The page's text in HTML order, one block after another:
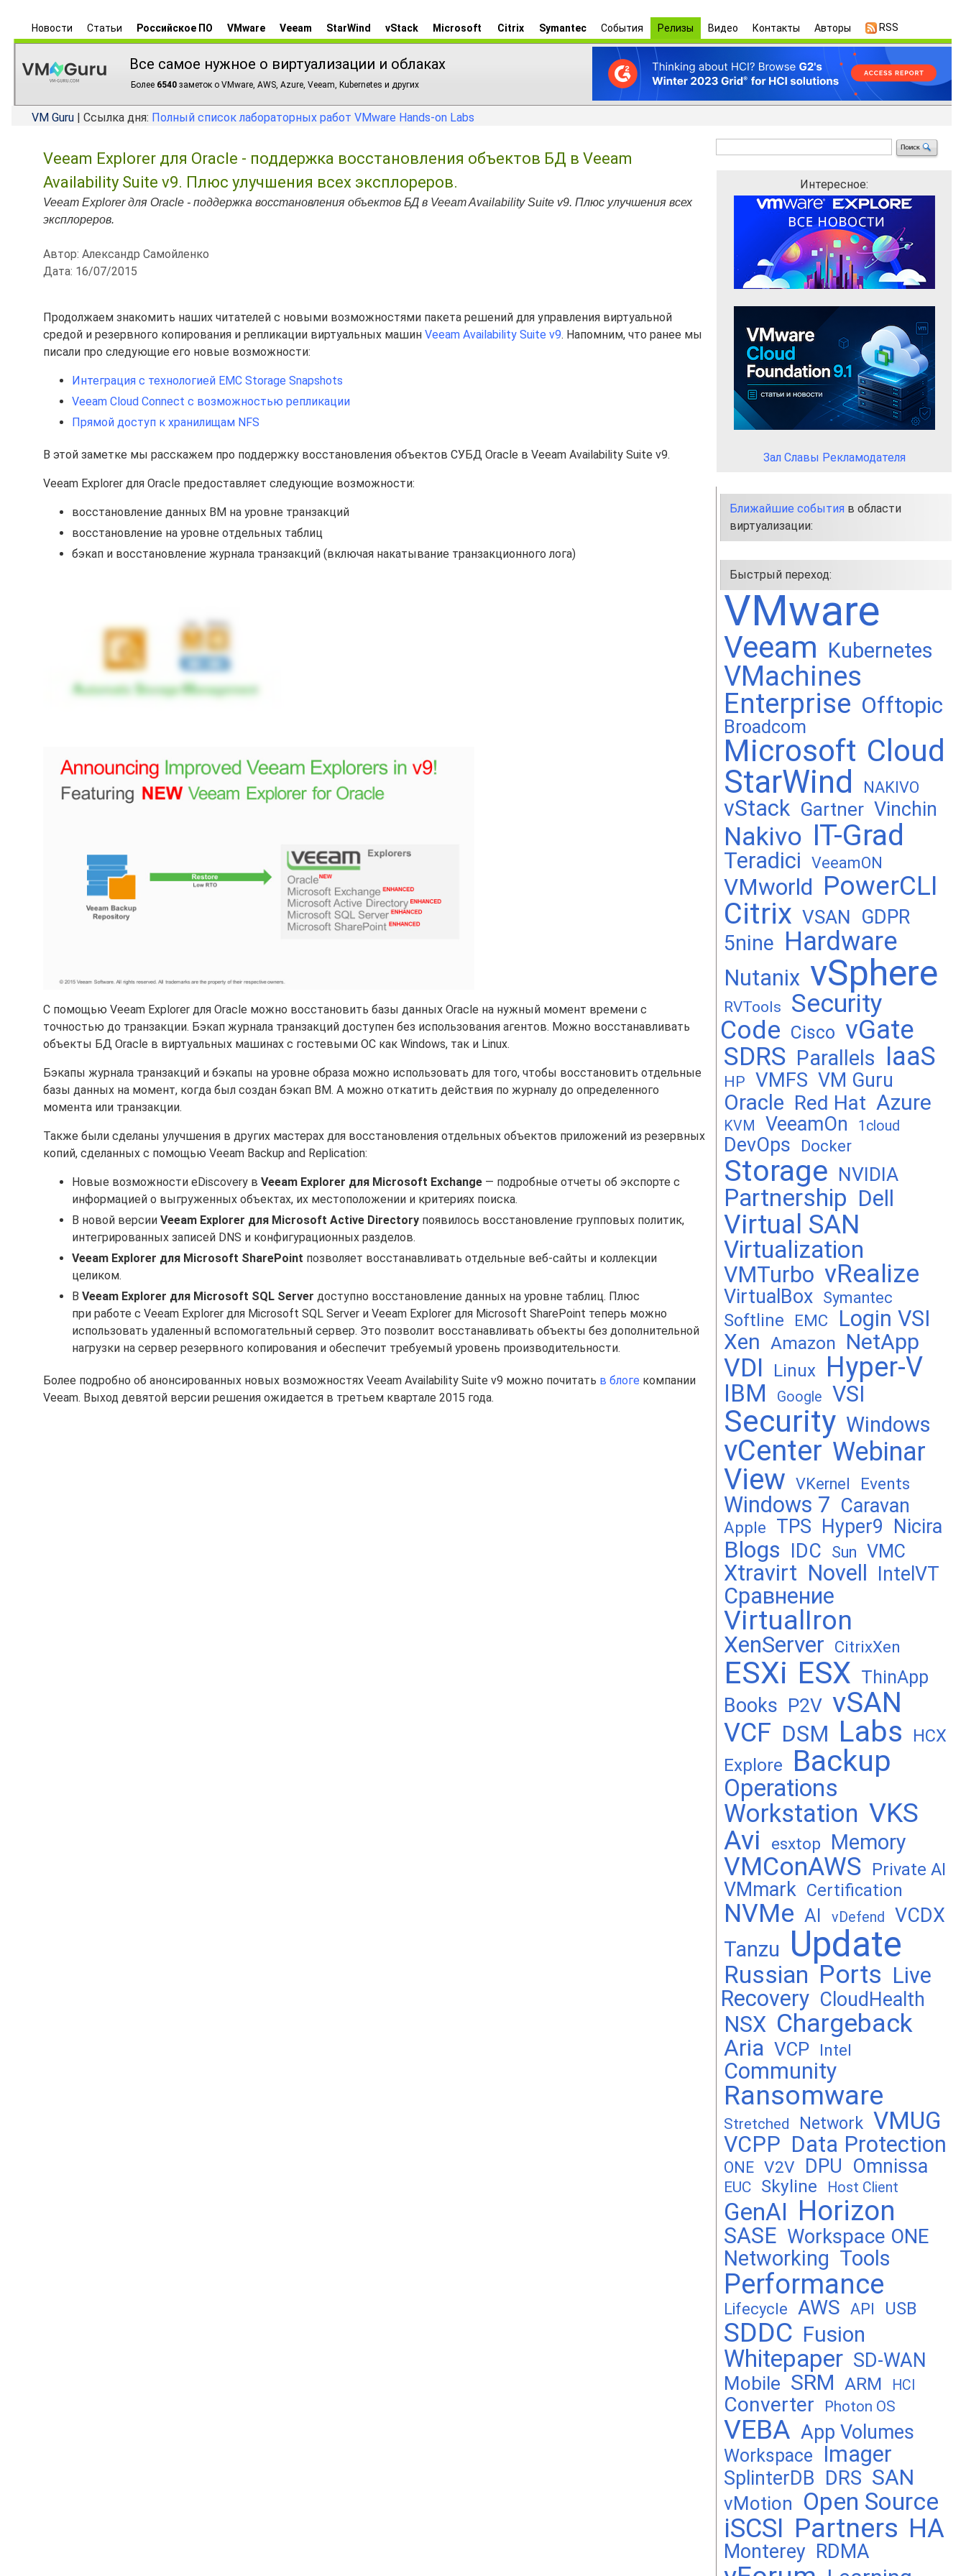
Новости Статьи Российское ПО VMware Veeam StarWind vStack Microsoft Citrix Symantec События Релизы Видео Контакты Авторы RSS
Все самое нужное о виртуализации и облаках
Более 6540 заметок о VMware, AWS, Azure, Veeam, Kubernetes и других
VM Guru | Ссылка дня: Полный список лабораторных работ VMware Hands-on Labs
Veeam Explorer для Oracle - поддержка восстановления объектов БД в Veeam
Availability Suite v9. Плюс улучшения всех эксплореров.
Veeam Explorer для Oracle - поддержка восстановления объектов БД в Veeam Availability Suite v9. Плюс улучшения всех
эксплореров.
Автор: Александр Самойленко
Дата: 16/07/2015
Продолжаем знакомить наших читателей с новыми возможностями пакета решений для управления виртуальной
средой и резервного копирования и репликации виртуальных машин Veeam Availability Suite v9. Напомним, что ранее мы
писали про следующие его новые возможности:
Интеграция с технологией EMC Storage Snapshots
Veeam Cloud Connect с возможностью репликации
Прямой доступ к хранилищам NFS
В этой заметке мы расскажем про поддержку восстановления объектов СУБД Oracle в Veeam Availability Suite v9.
Veeam Explorer для Oracle предоставляет следующие возможности:
восстановление данных ВМ на уровне транзакций
восстановление на уровне отдельных таблиц
бэкап и восстановление журнала транзакций (включая накатывание транзакционного лога)
С помощью Veeam Explorer для Oracle можно восстановить базы данных Oracle на нужный момент времени с
точностью до транзакции. Бэкап журнала транзакций доступен без использования агентов. Можно восстанавливать
объекты БД Oracle в виртуальных машинах с гостевыми ОС как Windows, так и Linux.
Бэкапы журнала транзакций и бэкапы на уровне образа можно использовать для того, чтобы восстановить отдельные
базы данных на момент, когда был создан бэкап ВМ. А можно откатить действия по журналу до определенного
момента или транзакции.
Также были сделаны улучшения в других мастерах для восстановления отдельных объектов приложений из резервных
копий, сделанных с помощью Veeam Backup and Replication:
Новые возможности eDiscovery в Veeam Explorer для Microsoft Exchange — подробные отчеты об экспорте с
информацией о выгруженных объектах, их местоположении и критериях поиска.
В новой версии Veeam Explorer для Microsoft Active Directory появилось восстановление групповых политик,
интегрированных записей DNS и конфигурационных разделов.
Veeam Explorer для Microsoft SharePoint позволяет восстанавливать отдельные веб-сайты и коллекции
целиком.
В Veeam Explorer для Microsoft SQL Server доступно восстановление данных на уровне таблиц. Плюс
при работе с Veeam Explorer для Microsoft SQL Server и Veeam Explorer для Microsoft SharePoint теперь можно
использовать удаленный вспомогательный сервер. Это позволит восстанавливать объекты без дополнительной
нагрузки на сервер резервного копирования и обеспечит требуемый уровень производительности.
Более подробно об анонсированных новых возможностях Veeam Availability Suite v9 можно почитать в блоге компании
Veeam. Выход девятой версии решения ожидается в третьем квартале 2015 года.
Интересное:
Зал Славы Рекламодателя
Ближайшие события в области
виртуализации:
Быстрый переход:
VMware
Veeam Kubernetes
VMachines
Enterprise Offtopic
Broadcom
Microsoft Cloud
StarWind NAKIVO
vStack Gartner Vinchin
Nakivo IT-Grad
Teradici VeeamON
VMworld PowerCLI
Citrix VSAN GDPR
5nine Hardware
Nutanix vSphere
RVTools
Security
Code Cisco vGate
SDRS Parallels IaaS
HP VMFS VM Guru
Oracle Red Hat Azure
KVM VeeamOn 1cloud
DevOps Docker
Storage NVIDIA
Partnership Dell
Virtual SAN
Virtualization
VMTurbo vRealize
VirtualBox Symantec
Softline EMC
Login VSI
Xen Amazon NetApp
VDI Linux Hyper-V
IBM Google VSI
Security Windows
vCenter Webinar
View VKernel Events
Windows 7 Caravan
Apple TPS Hyper9 Nicira
Blogs IDC Sun VMC
Xtravirt Novell IntelVT
Сравнение
VirtualIron
XenServer CitrixXen
ESXi ESX ThinApp
Books P2V vSAN
VCF DSM Labs HCX
Explore Backup
Operations
Workstation VKS
Avi
esxtop Memory
VMConAWS Private AI
VMmark Certification
NVMe AI vDefend VCDX
Tanzu Update
Russian Ports Live
Recovery CloudHealth
NSX Chargeback
Aria VCP Intel
Community
Ransomware
Stretched Network VMUG
VCPP Data Protection
ONE V2V DPU Omnissa
EUC Skyline Host Client
GenAI Horizon
SASE Workspace ONE
Networking Tools
Performance
Lifecycle AWS API USB
SDDC Fusion
Whitepaper SD-WAN
Mobile SRM ARM HCI
Converter Photon OS
VEBA App Volumes
Workspace Imager
SplinterDB DRS SAN
vMotion Open Source
iSCSI Partners HA
Monterey RDMA